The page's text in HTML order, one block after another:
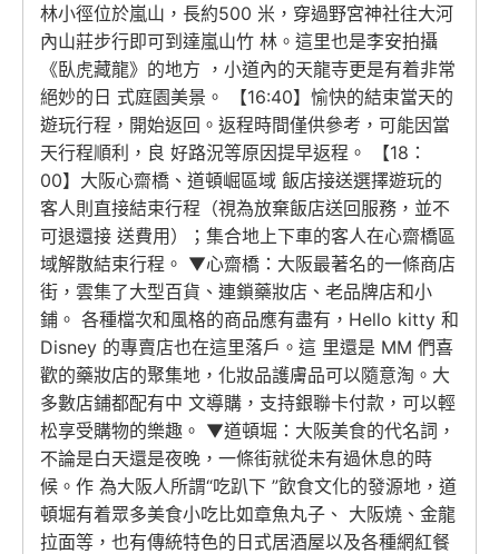
林小徑位於嵐山，長約500 米，穿過野宮神社往大河
內山莊步行即可到達嵐山竹 林。這里也是李安拍攝
《臥虎藏龍》的地方 ，小道內的天龍寺更是有着非常
絕妙的日 式庭園美景。 【16:40】愉快的結束當天的
遊玩行程，開始返回。返程時間僅供參考，可能因當
天行程順利，良 好路況等原因提早返程。 【18：
00】大阪心齋橋、道頓崛區域 飯店接送選擇遊玩的
客人則直接結束行程（視為放棄飯店送回服務，並不
可退還接 送費用）；集合地上下車的客人在心齋橋區
域解散結束行程。 ▼心齋橋：大阪最著名的一條商店
街，雲集了大型百貨、連鎖藥妝店、老品牌店和小
鋪。 各種檔次和風格的商品應有盡有，Hello kitty 和
Disney 的專賣店也在這里落戶。這 里還是 MM 們喜
歡的藥妝店的聚集地，化妝品護膚品可以隨意淘。大
多數店鋪都配有中 文導購，支持銀聯卡付款，可以輕
松享受購物的樂趣。 ▼道頓堀：大阪美食的代名詞，
不論是白天還是夜晚，一條街就從未有過休息的時
候。作 為大阪人所謂“吃趴下 ”飲食文化的發源地，道
頓堀有着眾多美食小吃比如章魚丸子、 大阪燒、金龍
拉面等，也有傳統特色的日式居酒屋以及各種網紅餐